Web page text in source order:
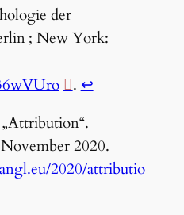
der
; New York:
. ↩︎
2020.
2020/attributio